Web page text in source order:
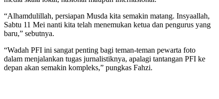
“Alhamdulillah, persiapan Musda kita semakin matang. Insyaallah,
Sabtu 11 Mei nanti kita telah menemukan ketua dan pengurus yang
baru,” sebutnya.
“Wadah PFI ini sangat penting bagi teman-teman pewarta foto
dalam menjalankan tugas jurnalistiknya, apalagi tantangan PFI ke
depan akan semakin kompleks,” pungkas Fahzi.